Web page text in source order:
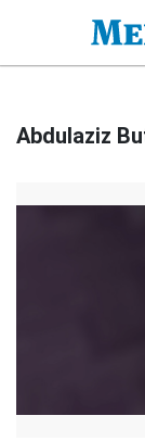
Abdulaziz